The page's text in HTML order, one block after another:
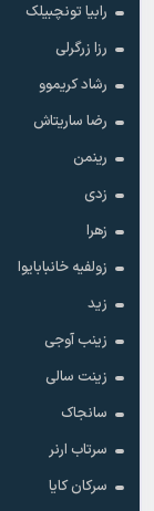
رابیا تونچبیلک
رزا زرگرلی
رشاد کریموو
رضا ساریتاش
رینمن
زدی
زهرا
زولفیه خانبابایوا
زید
زینب آوجی
زینت سالی
سانجاک
سرتاب ارنر
سرکان کایا